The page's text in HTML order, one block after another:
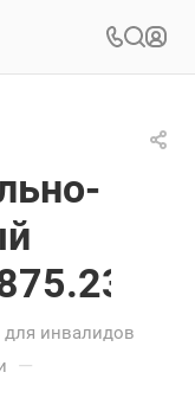
для инвалидов
—